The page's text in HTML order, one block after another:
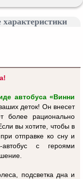
автобуса «Винни
деток! Он внесет
более рационально
вы хотите, чтобы в
отправке ко сну и
автобус с героями
подсветка дна и